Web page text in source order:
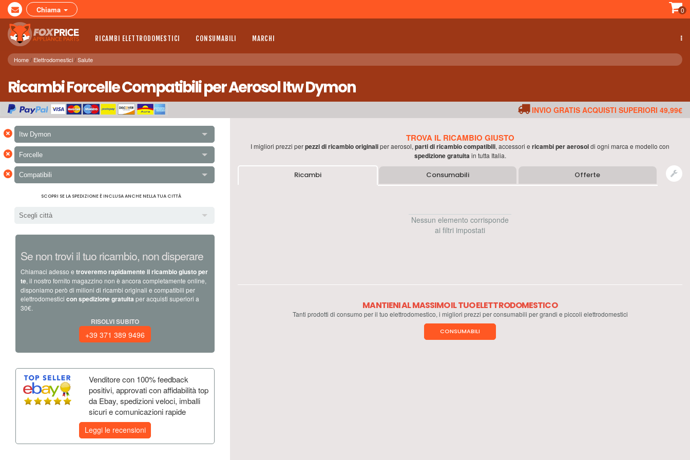
Chiama 0
RICAMBI ELETTRODOMESTICI CONSUMABILI MARCHI
Home Elettrodomestici Salute
Ricambi Forcelle Compatibili per Aerosol Itw Dymon
INVIO GRATIS ACQUISTI SUPERIORI 49,99€
× Itw Dymon
× Forcelle
× Compatibili
SCOPRI SE LA SPEDIZIONE È INCLUSA ANCHE NELLA TUA CITTÀ
Scegli città
Se non trovi il tuo ricambio, non disperare
Chiamaci adesso e troveremo rapidamente il ricambio giusto per
te, il nostro fornito magazzino non è ancora completamente online,
disponiamo però di milioni di ricambi originali e compatibili per
elettrodomestici con spedizione gratuita per acquisti superiori a
30€.
RISOLVI SUBITO
+39 371 389 9496
Venditore con 100% feedback
positivi, approvati con affidabilità top
da Ebay, spedizioni veloci, imballi
sicuri e comunicazioni rapide
Leggi le recensioni
TROVA IL RICAMBIO GIUSTO
I migliori prezzi perpezzi di ricambio originaliperaerosol, parti di ricambio compatibili, accessori e ricambi peraerosoldi ogni marca e modello con
spedizione gratuita in tutta Italia.
Ricambi Consumabili Offerte
Nessun elemento corrisponde
ai filtri impostati
MANTIENI AL MASSIMO IL TUO ELETTRODOMESTICO
Tanti prodotti di consumo per il tuo elettrodomestico, i migliori prezzi per consumabili per grandi e piccoli elettrodomestici
CONSUMABILI